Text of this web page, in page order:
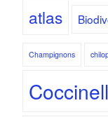
atlas
Champignons